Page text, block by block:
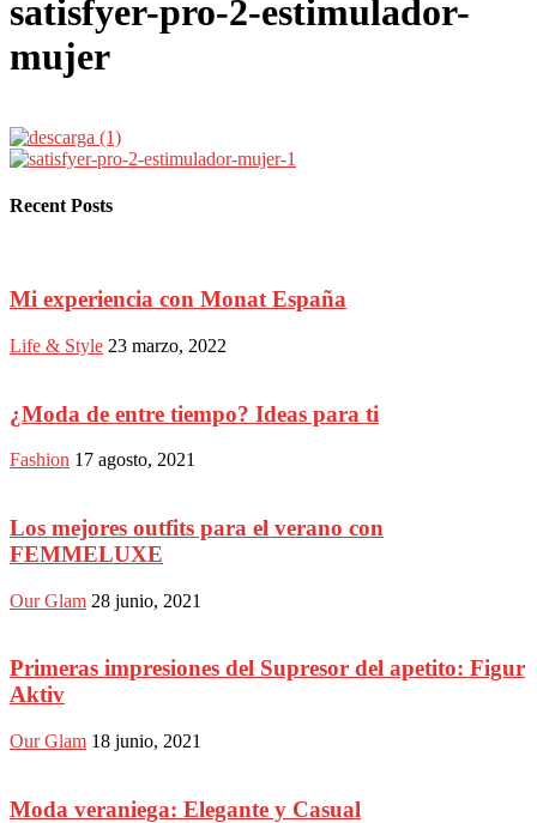
satisfyer-pro-2-estimulador-
mujer
Recent Posts
Mi experiencia con Monat España
Life & Style 23 marzo, 2022
¿Moda de entre tiempo? Ideas para ti
Fashion 17 agosto, 2021
Los mejores outfits para el verano con
FEMMELUXE
Our Glam 28 junio, 2021
Primeras impresiones del Supresor del apetito: Figur
Aktiv
Our Glam 18 junio, 2021
Moda veraniega: Elegante y Casual